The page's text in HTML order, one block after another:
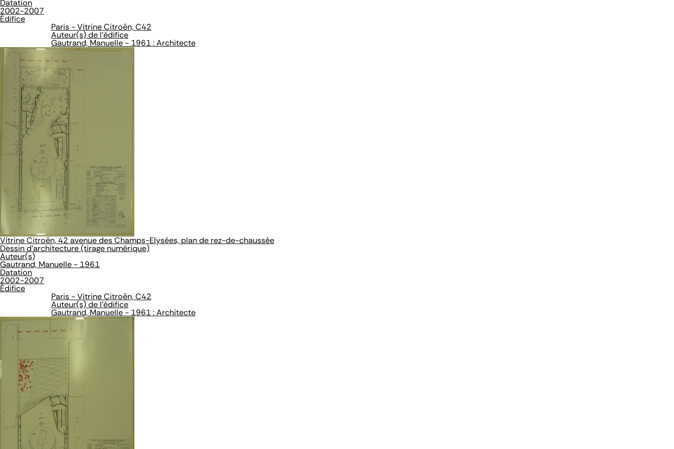
Datation
2002-2007
Édifice
Paris - Vitrine Citroën, C42
Auteur(s) de l'édifice
Gautrand, Manuelle - 1961 : Architecte
Vitrine Citroën, 42 avenue des Champs-Elysées, plan de rez-de-chaussée
Dessin d'architecture (tirage numérique)
Auteur(s)
Gautrand, Manuelle - 1961
Datation
2002-2007
Édifice
Paris - Vitrine Citroën, C42
Auteur(s) de l'édifice
Gautrand, Manuelle - 1961 : Architecte